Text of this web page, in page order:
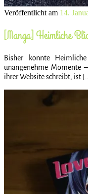
Veröffentlicht am 14.
[Manga] Heimliche
Bisher konnte
unangenehme Momente
ihrer Website schreibt, ist